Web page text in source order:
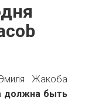
Жакоба
должна быть